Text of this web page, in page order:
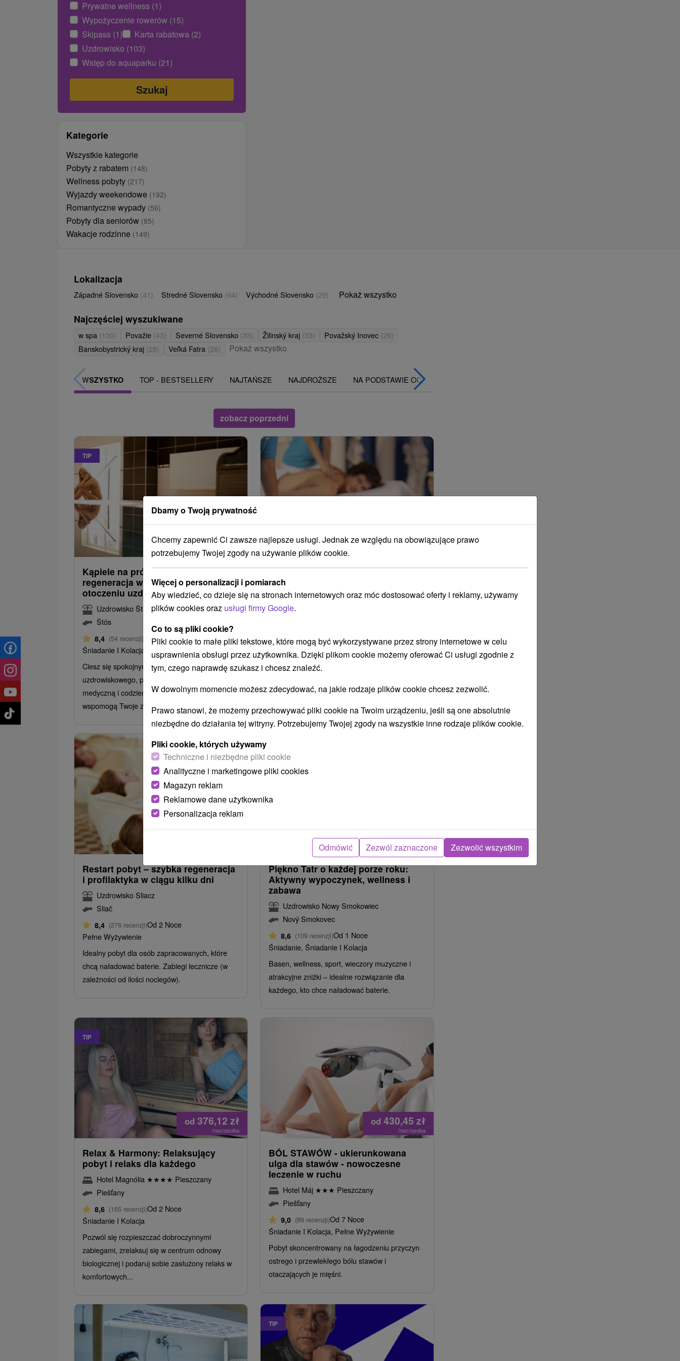
Prywatne wellness (1)
Wypożyczenie rowerów (15)
Skipass (1)
Karta rabatowa (2)
Uzdrowisko (103)
Wstęp do aquaparku (21)
Kategorie
Wszystkie kategorie
Pobyty z rabatem (148)
Wellness pobyty (217)
Wyjazdy weekendowe (192)
Romantyczne wypady (56)
Pobyty dla seniorów (85)
Wakacje rodzinne (149)
Lokalizacja
Západné Slovensko (41) Stredné Slovensko (64) Východné Slovensko (29) Pokaż wszystko
Najczęściej wyszukiwane
w spa (130) Považie (43) Severné Slovensko (33) Žilinský kraj (33) Považský Inovec (29)
Banskobystrický kraj (28) Veľká Fatra (26) Pokaż wszystko
WSZYSTKO TOP - BESTSELLERY NAJTAŃSZE NAJDROŻSZE NA PODSTAWIE OCENY
zobacz poprzedni
TIP
od298,89zł
/noc/osoba
Kąpiele na próbę: Uzdrawiająca
regeneracja w malowniczym
otoczeniu uzdrowiska
Uzdrowisko Štós
Štós
8,4 (54 recenzji)
Od 1 Noce
Śniadanie I Kolacja
Ciesz się spokojnym otoczeniem parku
uzdrowiskowego, profesjonalną opieką
medyczną i codziennymi zabiegami, które
wspomogą Twoje zdrowie i witalność.
od385,52zł
Pobyt leczniczy z zabiegami i
dostępem do basenu
rehabilitacyjnego
Uzdrowisko Brusno
8,9 (882 recenzji)Od 6 Noce
Pełne Wyżywienie
Pobyt leczniczy ukierunkowany na profilaktykę i
Restart pobyt – szybka regeneracja
i profilaktyka w ciągu kilku dni
Uzdrowisko Sliacz
Sliač
8,4 (276 recenzji)Od 2 Noce
Pełne Wyżywienie
Idealny pobyt dla osób zapracowanych, które
chcą naładować baterie. Zabiegi lecznicze (w
zależności od ilości noclegów).
od234,86zł
/noc/osoba
Piękno Tatr o każdej porze roku:
Aktywny wypoczynek, wellness i
zabawa
Uzdrowisko Nowy Smokowiec
Nový Smokovec
8,6 (109 recenzji)Od 1 Noce
Śniadanie, Śniadanie I Kolacja
Basen, wellness, sport, wieczory muzyczne i
atrakcyjne zniżki – idealne rozwiązanie dla
każdego, kto chce naładować baterie.
TIP
od 376,12 zł
/noc/osoba
Relax & Harmony: Relaksujący
pobyt i relaks dla każdego
Hotel Magnólia ★★★★ Pieszczany
Piešťany
8,6 (165 recenzji)Od 2 Noce
Śniadanie I Kolacja
Pozwól się rozpieszczać dobroczynnymi
zabiegami, zrelaksuj się w centrum odnowy
biologicznej i podaruj sobie zasłużony relaks w
komfortowych...
od 430,45 zł
/noc/osoba
BÓL STAWÓW - ukierunkowana
ulga dla stawów - nowoczesne
leczenie w ruchu
Hotel Máj ★★★ Pieszczany
Piešťany
9,0 (89 recenzji)Od 7 Noce
Śniadanie I Kolacja, Pełne Wyżywienie
Pobyt skoncentrowany na łagodzeniu przyczyn
ostrego i przewlekłego bólu stawów i
otaczających je mięśni.
TIP
Dbamy o Twoją prywatność
Chcemy zapewnić Ci zawsze najlepsze usługi. Jednak ze względu na obowiązujące prawo
potrzebujemy Twojej zgody na używanie plików cookie.
Więcej o personalizacji i pomiarach
Aby wiedzieć, co dzieje się na stronach internetowych oraz móc dostosować oferty i reklamy, używamy
plików cookies oraz usługi firmy Google.
Co to są pliki cookie?
Pliki cookie to małe pliki tekstowe, które mogą być wykorzystywane przez strony internetowe w celu
usprawnienia obsługi przez użytkownika. Dzięki plikom cookie możemy oferować Ci usługi zgodnie z
tym, czego naprawdę szukasz i chcesz znaleźć.
W dowolnym momencie możesz zdecydować, na jakie rodzaje plików cookie chcesz zezwolić.
Prawo stanowi, że możemy przechowywać pliki cookie na Twoim urządzeniu, jeśli są one absolutnie
niezbędne do działania tej witryny. Potrzebujemy Twojej zgody na wszystkie inne rodzaje plików cookie.
Pliki cookie, których używamy
Techniczne i niezbędne pliki cookie
Analityczne i marketingowe pliki cookies
Magazyn reklam
Reklamowe dane użytkownika
Personalizacja reklam
Odmówić Zezwól zaznaczone Zezwolić wszystkim